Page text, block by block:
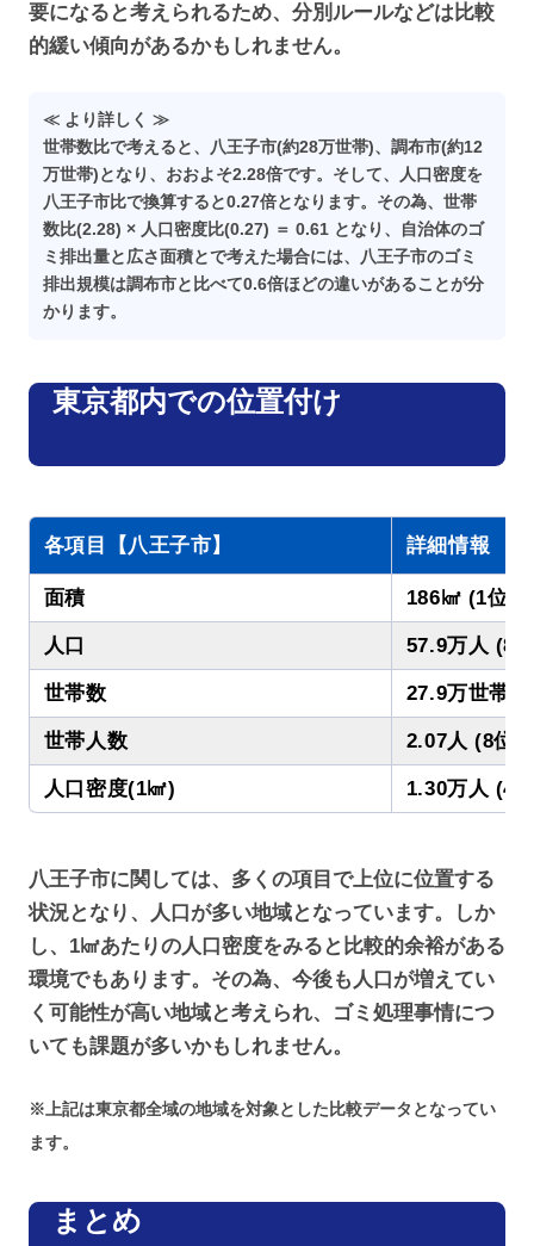
要になると考えられるため、分別ルールなどは比較
的緩い傾向があるかもしれません。
≪ より詳しく ≫
世帯数比で考えると、八王子市(約28万世帯)、調布市(約12
万世帯)となり、おおよそ2.28倍です。そして、人口密度を
八王子市比で換算すると0.27倍となります。その為、世帯
数比(2.28) × 人口密度比(0.27) ＝ 0.61 となり、自治体のゴ
ミ排出量と広さ面積とで考えた場合には、八王子市のゴミ
排出規模は調布市と比べて0.6倍ほどの違いがあることが分
かります。
東京都内での位置付け
各項目【八王子市】 詳細情報
面積 186㎢ (1位)
人口 57.9万人 (8
世帯数 27.9万世帯
世帯人数 2.07人 (8位)
人口密度(1㎢) 1.30万人 (47
八王子市に関しては、多くの項目で上位に位置する
状況となり、人口が多い地域となっています。しか
し、1㎢あたりの人口密度をみると比較的余裕がある
環境でもあります。その為、今後も人口が増えてい
く可能性が高い地域と考えられ、ゴミ処理事情につ
いても課題が多いかもしれません。
※上記は東京都全域の地域を対象とした比較データとなってい
ます。
まとめ